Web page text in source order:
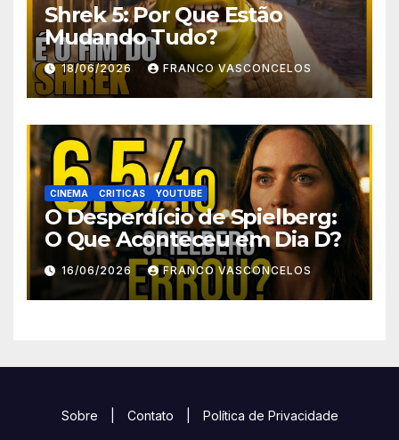
Shrek 5: Por Que Estão
Mudando Tudo?
18/06/2026 FRANCO VASCONCELOS
CINEMA CRITICAS YOUTUBE
O Desperdício de Spielberg:
O Que Aconteceu em Dia D?
16/06/2026 FRANCO VASCONCELOS
Sobre Contato Política de Privacidade